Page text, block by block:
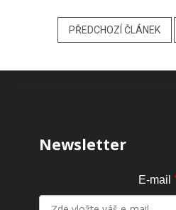
PŘEDCHOZÍ ČLÁNEK
Newsletter
E-mail